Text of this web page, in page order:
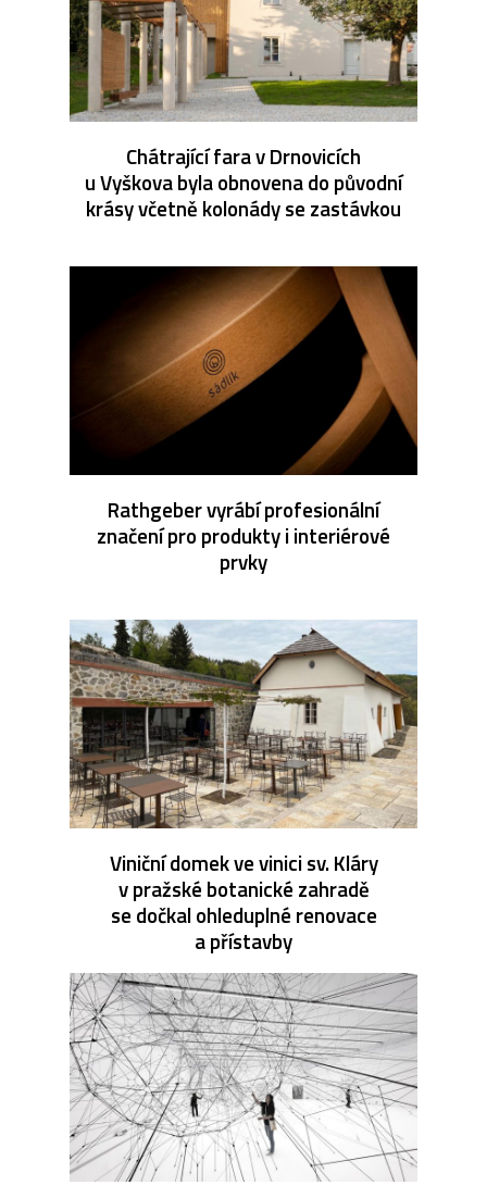
Chátrající fara v Drnovicích
u Vyškova byla obnovena do původní
krásy včetně kolonády se zastávkou
Rathgeber vyrábí profesionální
značení pro produkty i interiérové
prvky
Viniční domek ve vinici sv. Kláry
v pražské botanické zahradě
se dočkal ohleduplné renovace
a přístavby